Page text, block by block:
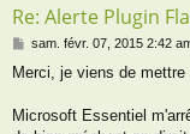
Re: Alerte Plugin
M
s
a
sam. févr. 07, 2015 2:42
Merci, je viens de
Microsoft Essentiel